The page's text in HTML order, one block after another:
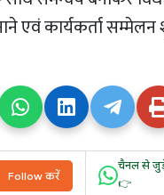
एवं कार्यकर्ता
Follow करें
चैनल से
👉